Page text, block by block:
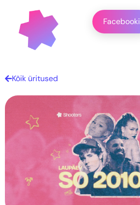
Facebooki
Kõik üritused